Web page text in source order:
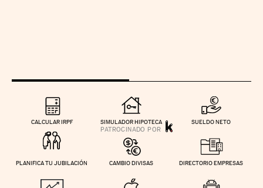
CALCULAR IRPF SIMULADOR HIPOTECA SUELDO NETO
PLANIFICA TU JUBILACIÓN CAMBIO DIVISAS DIRECTORIO EMPRESAS